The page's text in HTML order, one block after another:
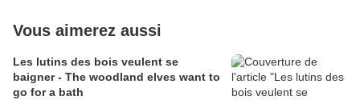
Vous aimerez aussi
Les lutins des bois veulent se
baigner - The woodland elves want to
go for a bath